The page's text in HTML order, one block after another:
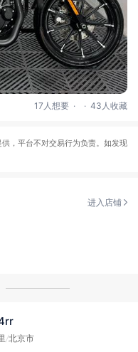
17人想要 . . 43人收藏
，平台不对交易行为负责。如发现
进入店铺
/北京市